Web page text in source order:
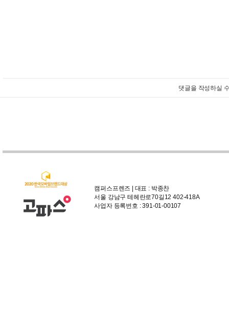
댓글을 작성하실
캠퍼스프렌즈 | 대표 : 박종찬
서울 강남구 테헤란로70길12 402-418A
사업자 등록번호 : 391-01-00107